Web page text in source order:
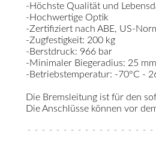
-Höchste Qualität und
-Hochwertige Optik
-Zertifiziert nach ABE, US-
-Zugfestigkeit: 200 kg
-Berstdruck: 966 bar
-Minimaler Biegeradius: 25 mm
-Betriebstemperatur: -70°C -
Die Bremsleitung ist für den
Die Anschlüsse können vor